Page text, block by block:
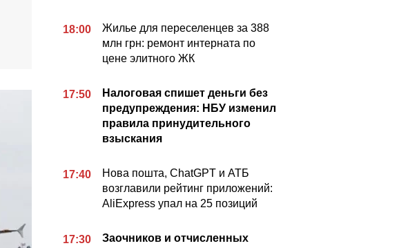
18:00
Жилье для переселенцев за 388
млн грн: ремонт интерната по
цене элитного ЖК
17:50
Налоговая спишет деньги без
предупреждения: НБУ изменил
правила принудительного
взыскания
17:40
Нова пошта, ChatGPT и АТБ
возглавили рейтинг приложений:
AliExpress упал на 25 позиций
17:30
Заочников и отчисленных